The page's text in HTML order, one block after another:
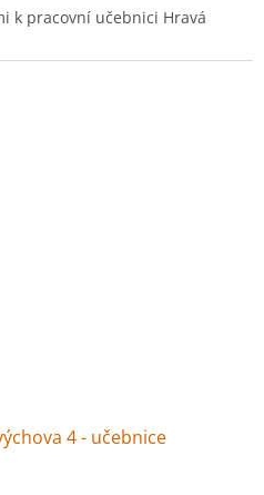
k pracovní učebnici Hravá
4 - učebnice